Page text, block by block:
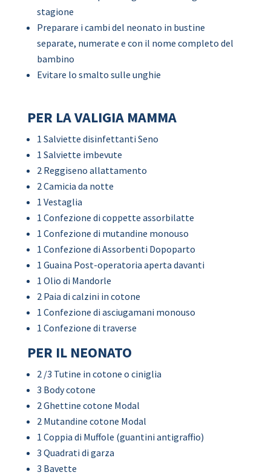
stagione
Preparare i cambi del neonato in bustine
separate, numerate e con il nome completo del
bambino
Evitare lo smalto sulle unghie
PER LA VALIGIA MAMMA
1 Salviette disinfettanti Seno
1 Salviette imbevute
2 Reggiseno allattamento
2 Camicia da notte
1 Vestaglia
1 Confezione di coppette assorbilatte
1 Confezione di mutandine monouso
1 Confezione di Assorbenti Dopoparto
1 Guaina Post-operatoria aperta davanti
1 Olio di Mandorle
2 Paia di calzini in cotone
1 Confezione di asciugamani monouso
1 Confezione di traverse
PER IL NEONATO
2 /3 Tutine in cotone o ciniglia
3 Body cotone
2 Ghettine cotone Modal
2 Mutandine cotone Modal
1 Coppia di Muffole (guantini antigraffio)
3 Quadrati di garza
3 Bavette